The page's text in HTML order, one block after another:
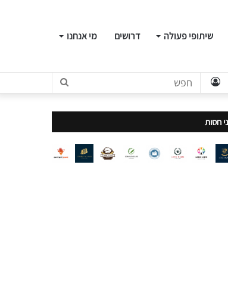
שיתופי פעולה דרושים מי אנחנו
חפש התחבר
חסות